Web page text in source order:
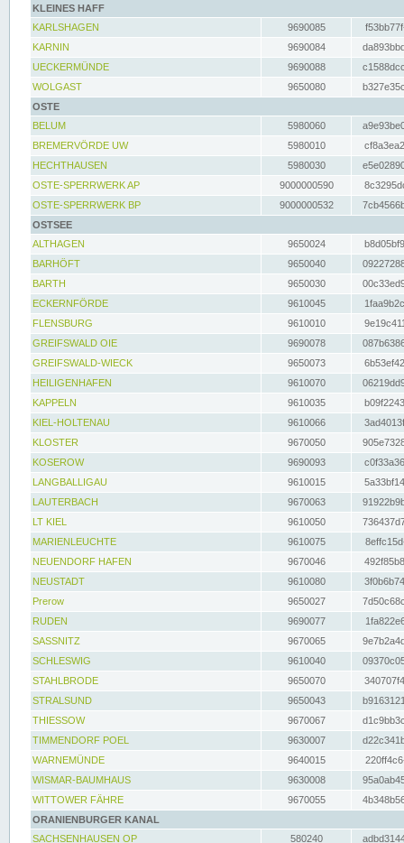
KLEINES HAFF
KARLSHAGEN
9690085
KARNIN
9690084
UECKERMÜNDE
9690088
WOLGAST
9650080
OSTE
BELUM
5980060
BREMERVÖRDE UW
5980010
HECHTHAUSEN
5980030
OSTE-SPERRWERK AP
9000000590
OSTE-SPERRWERK BP
9000000532
OSTSEE
ALTHAGEN
9650024
BARHÖFT
9650040
BARTH
9650030
ECKERNFÖRDE
9610045
FLENSBURG
9610010
GREIFSWALD OIE
9690078
GREIFSWALD-WIECK
9650073
HEILIGENHAFEN
9610070
KAPPELN
9610035
KIEL-HOLTENAU
9610066
KLOSTER
9670050
KOSEROW
9690093
LANGBALLIGAU
9610015
LAUTERBACH
9670063
LT KIEL
9610050
MARIENLEUCHTE
9610075
NEUENDORF HAFEN
9670046
NEUSTADT
9610080
Prerow
9650027
RUDEN
9690077
SASSNITZ
9670065
SCHLESWIG
9610040
STAHLBRODE
9650070
STRALSUND
9650043
THIESSOW
9670067
TIMMENDORF POEL
9630007
WARNEMÜNDE
9640015
WISMAR-BAUMHAUS
9630008
WITTOWER FÄHRE
9670055
ORANIENBURGER KANAL
SACHSENHAUSEN OP
580240